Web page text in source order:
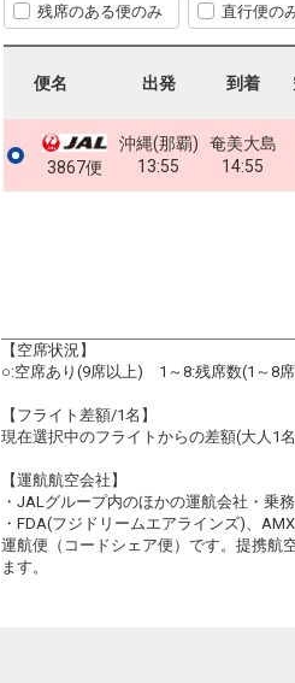
残席のある便のみ 直行便の
便名 出発 到着
3867便
沖縄(那覇)
13:55
奄美大島
14:55
【空席状況】
○:空席あり(9席以上) 1～8:残席数(1～8
【フライト差額/1名】
現在選択中のフライトからの差額(大人1
【運航航空会社】
・JALグループ内のほかの運航会社・乗
・FDA(フジドリームエアラインズ)、
運航便（コードシェア便）です。提携航
ます。